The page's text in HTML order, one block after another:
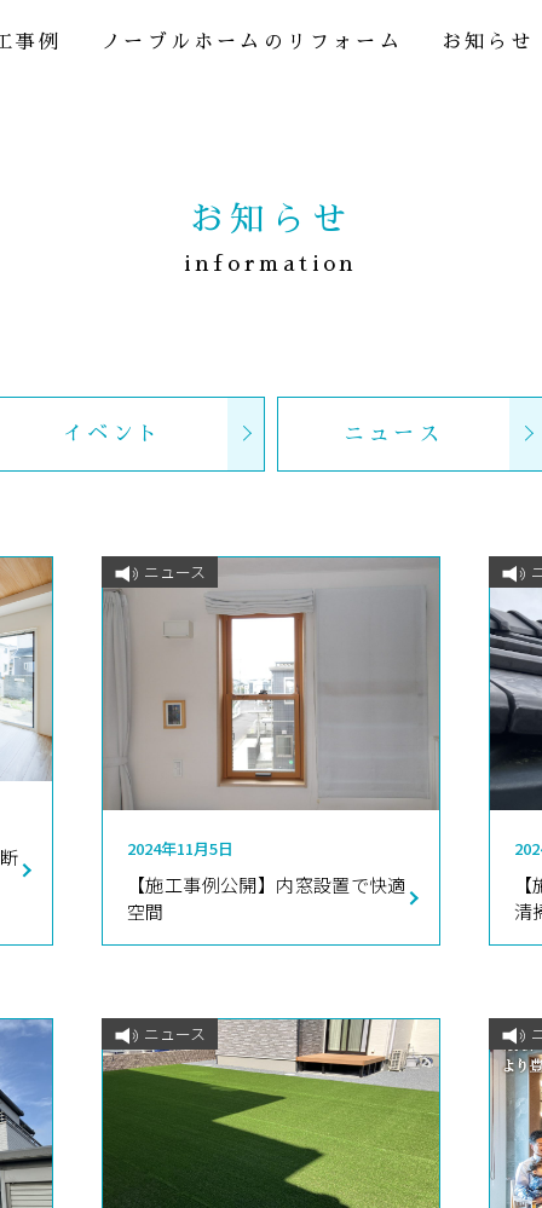
事例 ノーブルホームのリフォーム お知らせ
お知らせ
information
イベント ニュース
ニュース
2024年11月5日
【施工事例公開】内窓設置で快適
空間
清
ニュース